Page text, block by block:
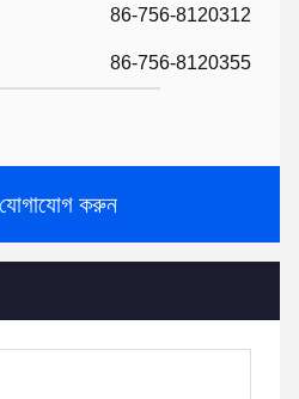
86-756-8120312
86-756-8120355
করুন